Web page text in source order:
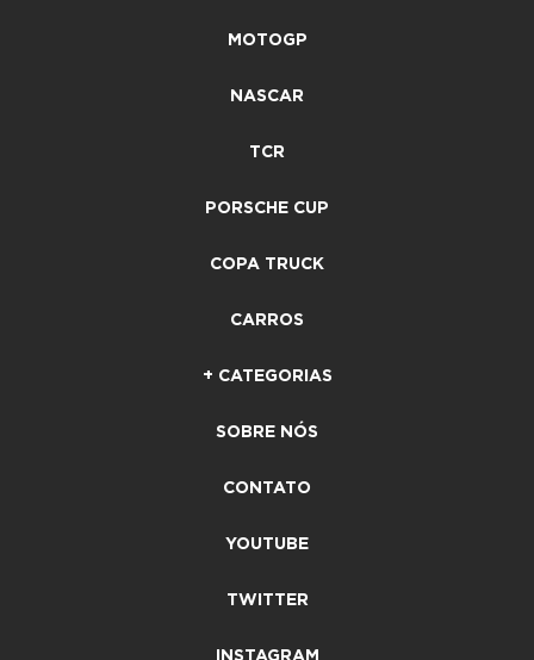
MOTOGP
NASCAR
TCR
PORSCHE CUP
COPA TRUCK
CARROS
+ CATEGORIAS
SOBRE NÓS
CONTATO
YOUTUBE
TWITTER
INSTAGRAM